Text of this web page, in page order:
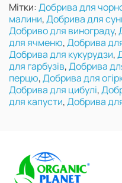
Мітки:Добрива для
малини,Добрива для
Добриво для винограду,
для ячменю,Добрива
Добрива для кукурудзи,
для гарбузів,Добрива
перцю,Добрива для
Добрива для цибулі,
для капусти,Добрива